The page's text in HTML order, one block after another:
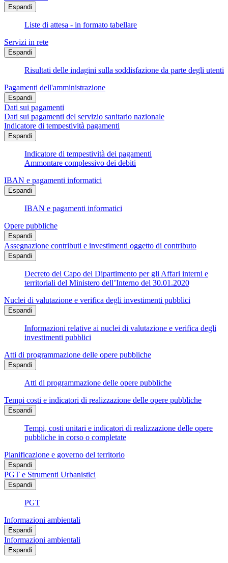
Espandi
Liste di attesa - in formato tabellare
Servizi in rete
Espandi
Risultati delle indagini sulla soddisfazione da parte degli utenti
Pagamenti dell'amministrazione
Espandi
Dati sui pagamenti
Dati sui pagamenti del servizio sanitario nazionale
Indicatore di tempestività pagamenti
Espandi
Indicatore di tempestività dei pagamenti
Ammontare complessivo dei debiti
IBAN e pagamenti informatici
Espandi
IBAN e pagamenti informatici
Opere pubbliche
Espandi
Assegnazione contributi e investimenti oggetto di contributo
Espandi
Decreto del Capo del Dipartimento per gli Affari interni e
territoriali del Ministero dell’Interno del 30.01.2020
Nuclei di valutazione e verifica degli investimenti pubblici
Espandi
Informazioni relative ai nuclei di valutazione e verifica degli
investimenti pubblici
Atti di programmazione delle opere pubbliche
Espandi
Atti di programmazione delle opere pubbliche
Tempi costi e indicatori di realizzazione delle opere pubbliche
Espandi
Tempi, costi unitari e indicatori di realizzazione delle opere
pubbliche in corso o completate
Pianificazione e governo del territorio
Espandi
PGT e Strumenti Urbanistici
Espandi
PGT
Informazioni ambientali
Espandi
Informazioni ambientali
Espandi